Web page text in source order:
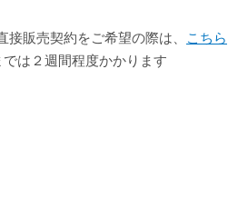
販売契約をご希望の際は、 こちら
は２週間程度かかります